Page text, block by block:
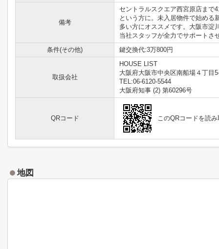
備考
セントラルスクエア西宮原店まで
という方に。未入居物件で始める
多い方にオススメです。大阪市淀
当社スタッフが全力でサポートさ
条件(その他)
鍵交換代:3万800円
取扱会社
HOUSE LIST
大阪府大阪市中央区南船場４丁目
TEL:06-6120-5544
大阪府知事 (2) 第60296号
QRコード このQRコードを読
地図